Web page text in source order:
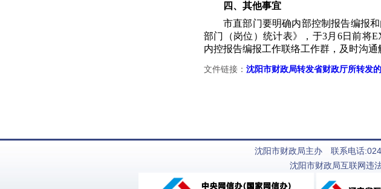
四、其他事宜
市直部门要明确内部控制报告编报
部门（岗位）统计表》，于3月6日前将
内控报告编报工作联络工作群，及时沟通
文件链接： 沈阳市财政局转发省财政厅所转发